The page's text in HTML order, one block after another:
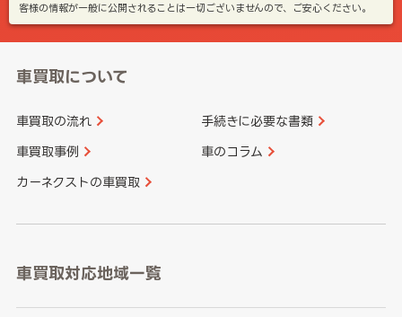
客様の情報が一般に公開されることは一切ございませんので、ご安心ください。
車買取について
車買取の流れ 手続きに必要な書類
車買取事例 車のコラム
カーネクストの車買取
車買取対応地域一覧